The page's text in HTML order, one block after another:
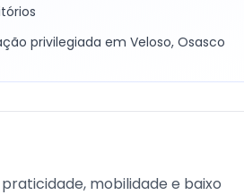
privilegiada em Veloso, Osasco
mobilidade e baixo